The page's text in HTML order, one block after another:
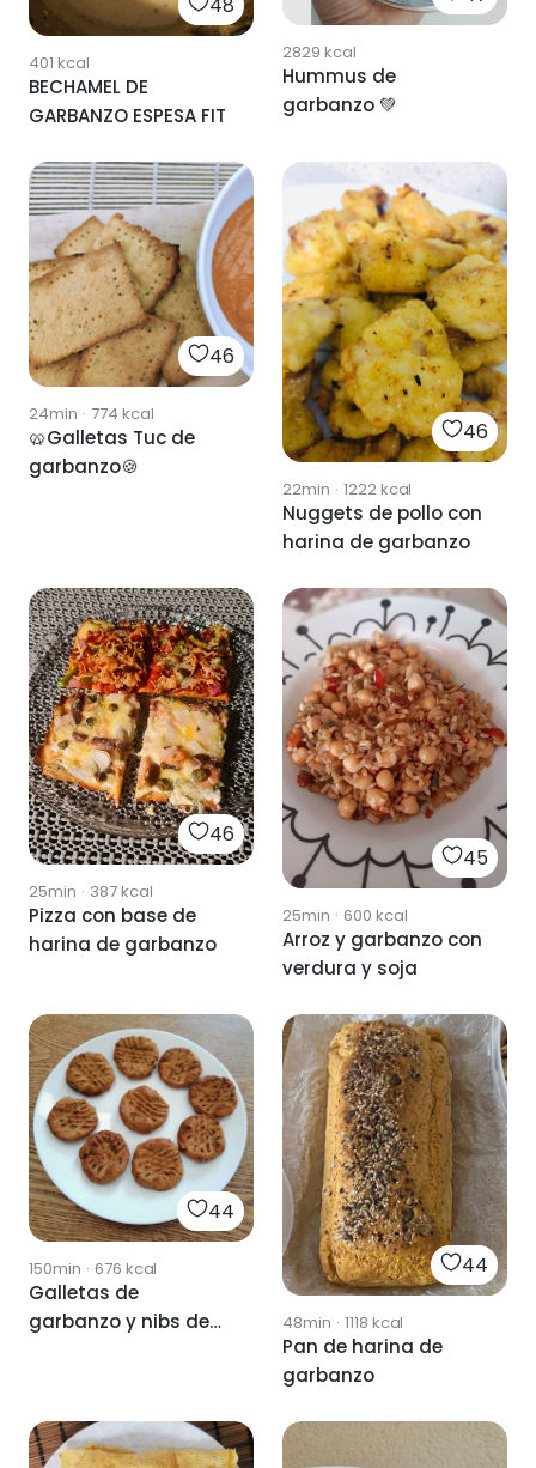
48
401 kcal
BECHAMEL DE
GARBANZO ESPESA FIT
2829 kcal
Hummus de
garbanzo 💚
46
24min · 774 kcal
🥨Galletas Tuc de
garbanzo🍪
46
22min · 1222kcal
Nuggets de pollo con
harina de garbanzo
46
25min · 387kcal
Pizza con base de
harina de garbanzo
45
25min · 600 kcal
Arroz y garbanzo con
verdura y soja
44
150min · 676 kcal
Galletas de
garbanzo y nibs de
44
48min · 1118 kcal
Pan de harina de
garbanzo